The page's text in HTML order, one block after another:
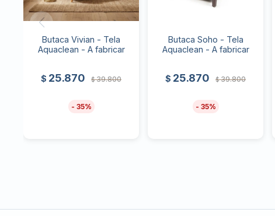
Butaca Vivian - Tela
Aquaclean - A fabricar
$ 25.870 $ 39.800
35
Butaca Soho - Tela
Aquaclean - A fabricar
$ 25.870 $ 39.800
35